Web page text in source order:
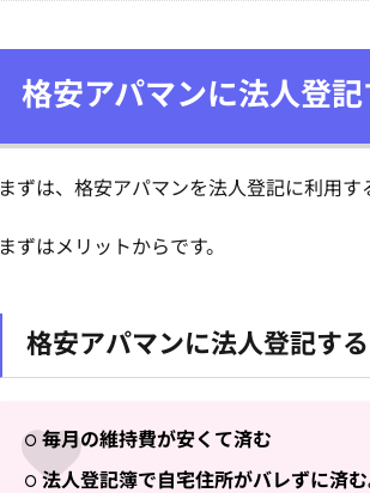
格安アパマンに法人登
まずは、格安アパマンを法人登記に利用す
まずはメリットからです。
格安アパマンに法人登記す
毎月の維持費が安くて済む
法人登記簿で自宅住所がバレずに済む